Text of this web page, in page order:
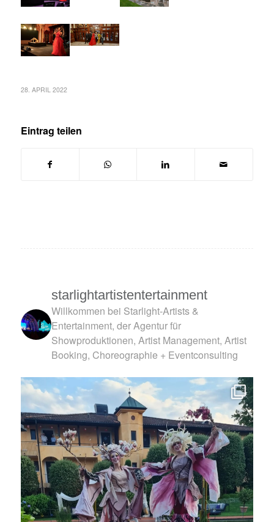
28. APRIL 2022
Eintrag teilen
starlightartistentertainment
Willkommen bei Starlight-Artists &
Entertainment, der Agentur für
Showproduktionen, Artist Management, Artist
Booking, Choreographie + Eventconsulting